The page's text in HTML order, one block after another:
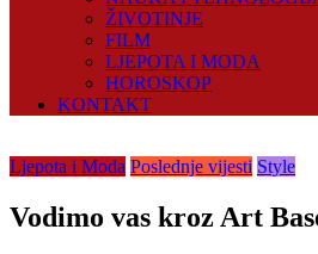
ŽIVOTINJE
FILM
LJEPOTA I MODA
HOROSKOP
KONTAKT
Ljepota i Moda Poslednje vijesti Style
Vodimo vas kroz Art